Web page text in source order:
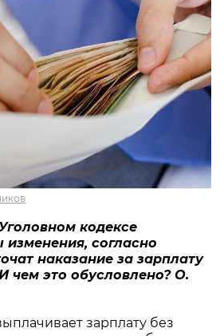
кодексе
согласно
наказание за зарплату
чем это обусловлено? О.
зарплату без